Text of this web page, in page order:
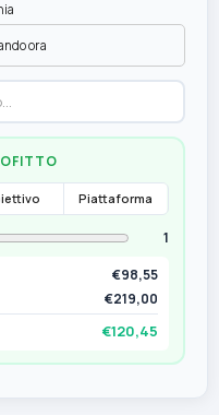
ora
Piattaforma
1
€98,55
€219,00
€120,45